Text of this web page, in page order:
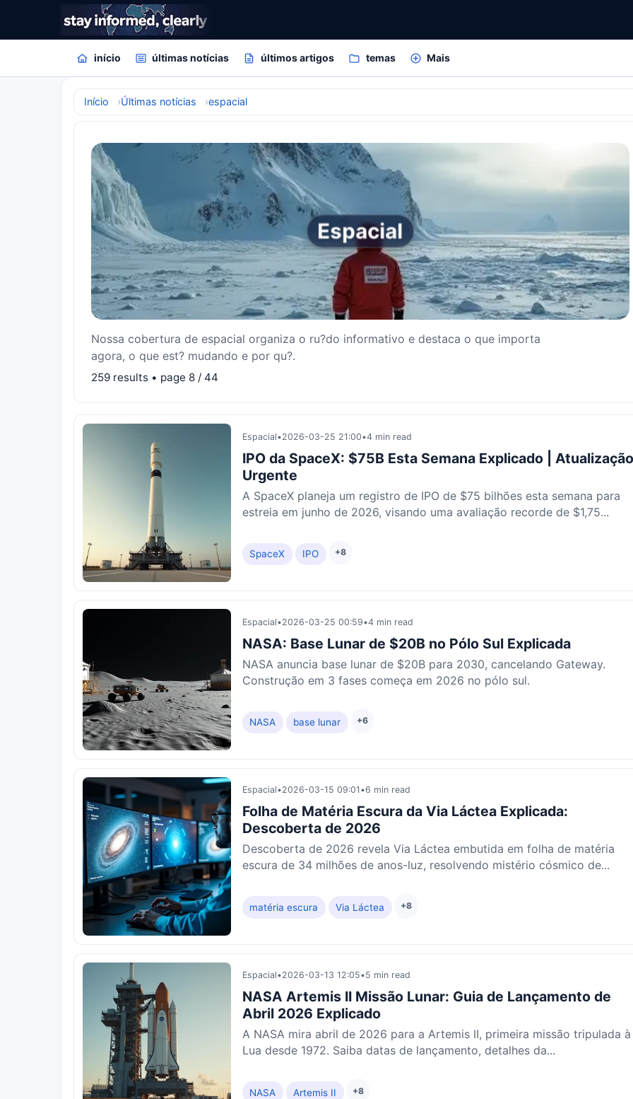
início últimas notícias últimos artigos temas Mais
Início Últimas notícias espacial
Espacial
Nossa cobertura de espacial organiza o ru?do informativo e destaca o que importa
agora, o que est? mudando e por qu?.
259 results • page 8 / 44
Espacial•2026-03-25 21:00•4 min read
IPO da SpaceX: $75B Esta Semana Explicado | Atualização
Urgente
A SpaceX planeja um registro de IPO de $75 bilhões esta semana para
estreia em junho de 2026, visando uma avaliação recorde de $1,75...
SpaceX IPO +8
Espacial•2026-03-25 00:59•4 min read
NASA: Base Lunar de $20B no Pólo Sul Explicada
NASA anuncia base lunar de $20B para 2030, cancelando Gateway.
Construção em 3 fases começa em 2026 no pólo sul.
NASA base lunar +6
Espacial•2026-03-15 09:01 •6 min read
Folha de Matéria Escura da Via Láctea Explicada:
Descoberta de 2026
Descoberta de 2026 revela Via Láctea embutida em folha de matéria
escura de 34 milhões de anos-luz, resolvendo mistério cósmico de...
matéria escura Via Láctea +8
Espacial•2026-03-13 12:05•5 min read
NASA Artemis II Missão Lunar: Guia de Lançamento de
Abril 2026 Explicado
A NASA mira abril de 2026 para a Artemis II, primeira missão tripulada à
Lua desde 1972. Saiba datas de lançamento, detalhes da...
NASA Artemis II +8